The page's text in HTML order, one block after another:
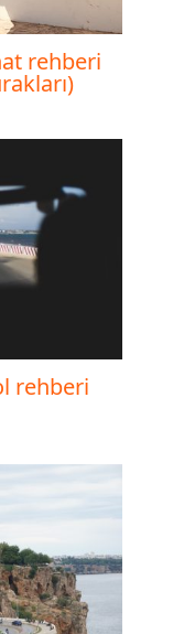
rehberi
rehberi